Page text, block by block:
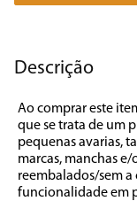
Descrição
Ao comprar este
que se trata de um
pequenas avarias,
marcas, manchas
reembalados/sem
funcionalidade em
7º liquidificador
9º forno
10º ventilador